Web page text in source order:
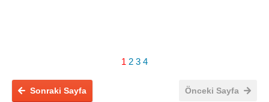
1 2 3 4
Önceki Sayfa
Sonraki Sayfa